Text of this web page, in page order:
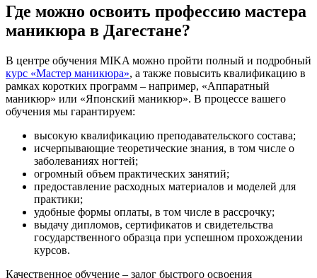
Где можно освоить профессию мастера
маникюра в Дагестане?
В центре обучения MIKA можно пройти полный и подробный
курс «Мастер маникюра», а также повысить квалификацию в
рамках коротких программ – например, «Аппаратный
маникюр» или «Японский маникюр». В процессе вашего
обучения мы гарантируем:
высокую квалификацию преподавательского состава;
исчерпывающие теоретические знания, в том числе о
заболеваниях ногтей;
огромный объем практических занятий;
предоставление расходных материалов и моделей для
практики;
удобные формы оплаты, в том числе в рассрочку;
выдачу дипломов, сертификатов и свидетельства
государственного образца при успешном прохождении
курсов.
Качественное обучение – залог быстрого освоения